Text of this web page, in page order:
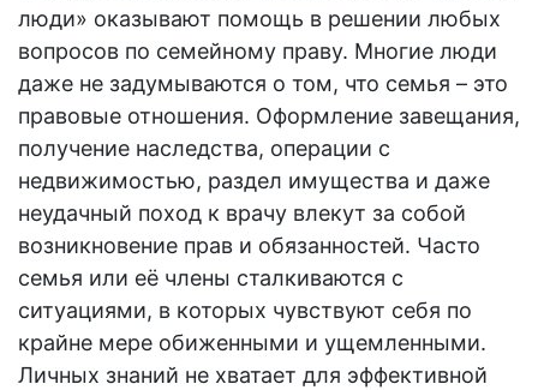
люди» оказывают помощь в решении любых
вопросов по семейному праву. Многие люди
даже не задумываются о том, что семья – это
правовые отношения. Оформление завещания,
получение наследства, операции с
недвижимостью, раздел имущества и даже
неудачный поход к врачу влекут за собой
возникновение прав и обязанностей. Часто
семья или её члены сталкиваются с
ситуациями, в которых чувствуют себя по
крайне мере обиженными и ущемленными.
Личных знаний не хватает для эффективной